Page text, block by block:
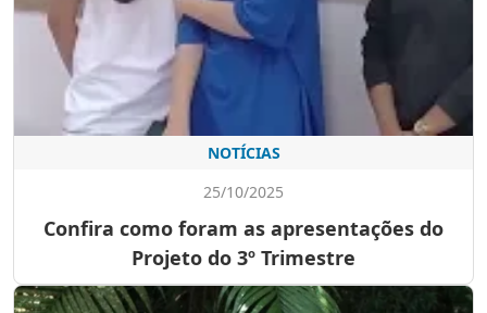
NOTÍCIAS
25/10/2025
Confira como foram as apresentações do
Projeto do 3º Trimestre